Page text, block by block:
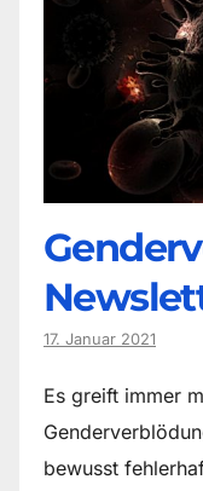
17. Januar 2021
Es greift immer
bewusst